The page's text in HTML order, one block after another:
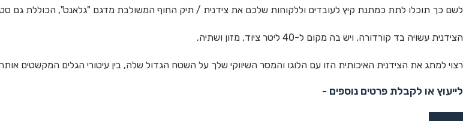
לשם כך תוכלו לתת כמתנת קיץ לעובדים וללקוחות שלכם את צידנית / תיק החוף המשולבת מדגם "גלאנט", הכוללת גם סט כלים ל-
הצידנית עשויה בד קורדורה, ויש בה מקום ל-40 ליטר ציוד, מזון ושתיה.
רצוי למתג את הצידנית האיכותית הזו עם הלוגו והמסר השיווקי שלך על השטח הגדול שלה, בין עיטורי הגלים המקשטים
לייעוץ או לקבלת פרטים נוספים -